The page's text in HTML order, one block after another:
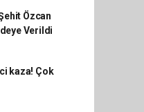
Özcan
Verildi
kaza! Çok